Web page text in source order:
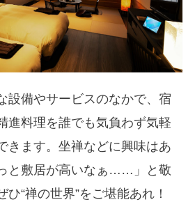
設備やサービスのなかで、宿
進料理を誰でも気負わず気軽
きます。坐禅などに興味はあ
と敷居が高いなぁ……」と敬
“禅の世界”をご堪能あれ！